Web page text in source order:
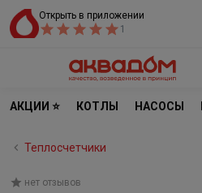
Открыть в приложении
1
АКЦИИ ⭐ КОТЛЫ НАСОСЫ
Теплосчетчики
нет отзывов